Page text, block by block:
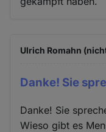
Ulrich Romahn
Danke! Sie
Danke! Sie
Wieso gibt es